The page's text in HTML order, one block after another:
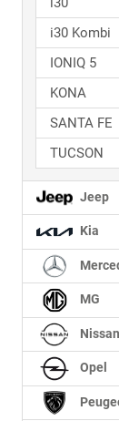
i30 Kombi
IONIQ 5
KONA
SANTA FE
TUCSON
Jeep
Kia
MG
Nissan
Opel